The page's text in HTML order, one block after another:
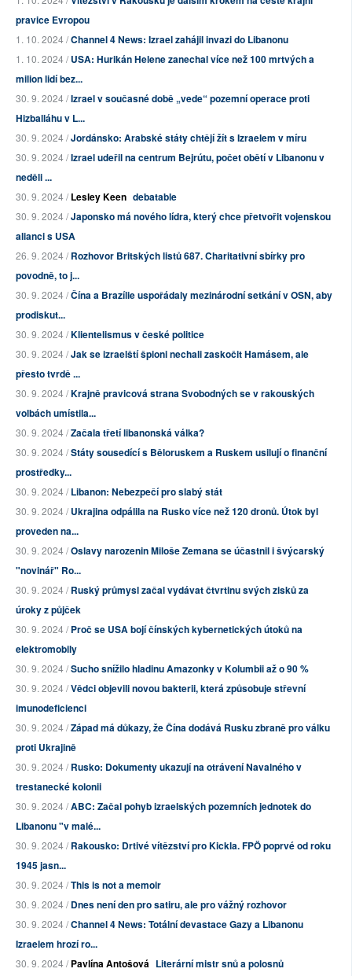
pravice Evropou
1. 10. 2024 /Channel 4 News: Izrael zahájil invazi do Libanonu
1. 10. 2024 /USA: Hurikán Helene zanechal více než 100 mrtvých a
milion lidí bez...
30. 9. 2024 /Izrael v současné době „vede“ pozemní operace proti
Hizballáhu v L...
30. 9. 2024 /Jordánsko: Arabské státy chtějí žít s Izraelem v míru
30. 9. 2024 /Izrael udeřil na centrum Bejrútu, počet obětí v Libanonu v
neděli ...
30. 9. 2024 /Lesley Keen debatable
30. 9. 2024 /Japonsko má nového lídra, který chce přetvořit vojenskou
alianci s USA
26. 9. 2024 /Rozhovor Britských listů 687. Charitativní sbírky pro
povodně, to j...
30. 9. 2024 /Čína a Brazílie uspořádaly mezinárodní setkání v OSN, aby
prodiskut...
30. 9. 2024 /Klientelismus v české politice
30. 9. 2024 /Jak se izraelští špioni nechali zaskočit Hamásem, ale
přesto tvrdě ...
30. 9. 2024 /Krajně pravicová strana Svobodných se v rakouských
volbách umístila...
30. 9. 2024 /Začala třetí libanonská válka?
30. 9. 2024 /Státy sousedící s Běloruskem a Ruskem usilují o finanční
prostředky...
30. 9. 2024 /Libanon: Nebezpečí pro slabý stát
30. 9. 2024 /Ukrajina odpálila na Rusko více než 120 dronů. Útok byl
proveden na...
30. 9. 2024 /Oslavy narozenin Miloše Zemana se účastnil i švýcarský
"novinář" Ro...
30. 9. 2024 /Ruský průmysl začal vydávat čtvrtinu svých zisků za
úroky z půjček
30. 9. 2024 /Proč se USA bojí čínských kybernetických útoků na
elektromobily
30. 9. 2024 /Sucho snížilo hladinu Amazonky v Kolumbii až o 90 %
30. 9. 2024 /Vědci objevili novou bakterii, která způsobuje střevní
imunodeficienci
30. 9. 2024 /Západ má důkazy, že Čína dodává Rusku zbraně pro válku
proti Ukrajině
30. 9. 2024 /Rusko: Dokumenty ukazují na otrávení Navalného v
trestanecké kolonii
30. 9. 2024 /ABC: Začal pohyb izraelských pozemních jednotek do
Libanonu "v malé...
30. 9. 2024 /Rakousko: Drtivé vítězství pro Kickla. FPÖ poprvé od roku
1945 jasn...
30. 9. 2024 /This is not a memoir
30. 9. 2024 /Dnes není den pro satiru, ale pro vážný rozhovor
30. 9. 2024 /Channel 4 News: Totální devastace Gazy a Libanonu
Izraelem hrozí ro...
30. 9. 2024 /Pavlína Antošová Literární mistr snů a polosnů